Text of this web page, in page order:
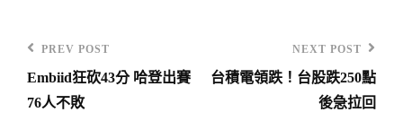
文
Previous
Post
PREV POST
Embiid狂砍43分 哈登出賽
76人不敗
Post
NEXT POST
台積電領跌！台股跌250點
後急拉回